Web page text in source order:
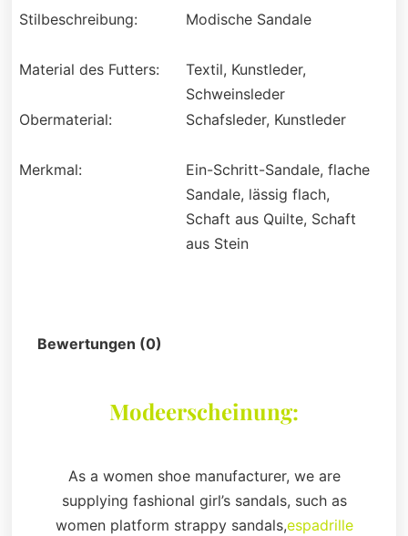
Stilbeschreibung: Modische Sandale
Material des Futters:
Textil, Kunstleder,
Schweinsleder
Obermaterial:
Schafsleder, Kunstleder
Merkmal:
Ein-Schritt-Sandale, flache
Sandale, lässig flach,
Schaft aus Quilte, Schaft
aus Stein
Bewertungen (0)
Modeerscheinung:
As a women shoe manufacturer, we are
supplying fashional girl’s sandals, such as
women platform strappy sandals,espadrille